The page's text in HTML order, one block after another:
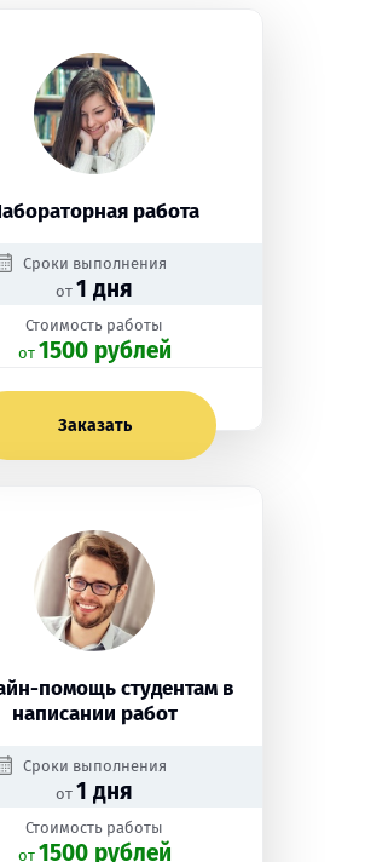
работа
Сроки выполнения
от 1 дня
Стоимость работы
oт 1500 рублей
Заказать
помощь студентам в
написании работ
Сроки выполнения
от 1 дня
Стоимость работы
oт 1500 рублей